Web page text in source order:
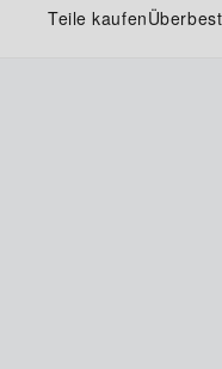
Teile kaufen